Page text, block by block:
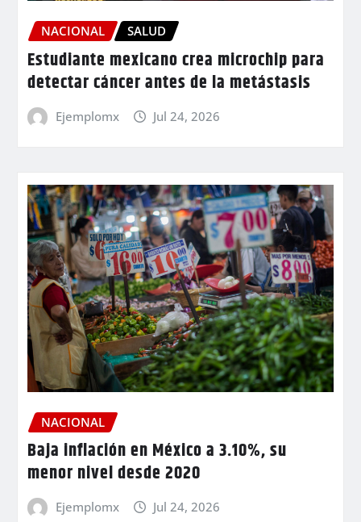
NACIONAL SALUD
Estudiante mexicano crea microchip para
detectar cáncer antes de la metástasis
Ejemplomx Jul 24, 2026
NACIONAL
Baja inflación en México a 3.10%, su
menor nivel desde 2020
Ejemplomx Jul 24, 2026